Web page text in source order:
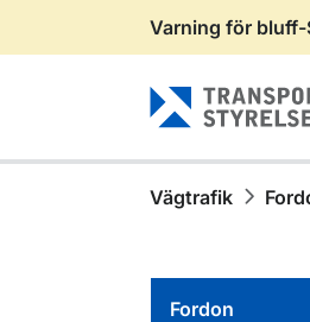
Gå till sidans innehåll
Varning för bluff-
Vägtrafik
Fordon